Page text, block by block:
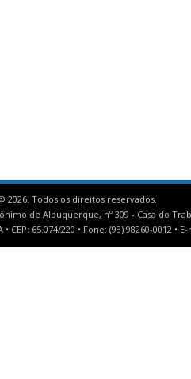
2026. Todos os direitos reservados.
de Albuquerque, nº 309 - Casa do
• CEP: 65.074/220 • Fone: (98) 98260-0012